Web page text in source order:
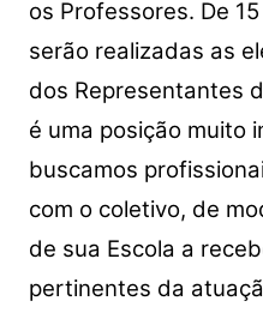
os Professores. De
serão realizadas as
dos Representantes
é uma posição muito
buscamos
com o coletivo, de
de sua Escola a
pertinentes da